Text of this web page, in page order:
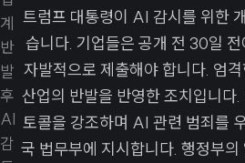
트럼프 대통령이 AI 감시를 위한
습니다. 기업들은 공개 전 30일
자발적으로 제출해야 합니다. 엄
산업의 반발을 반영한 조치입니다
토콜을 강조하며 AI 관련 범죄를
국 법무부에 지시합니다. 행정부